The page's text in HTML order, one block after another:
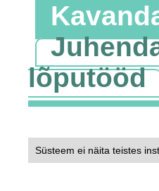
lõputööd
Süsteem ei näita teistes